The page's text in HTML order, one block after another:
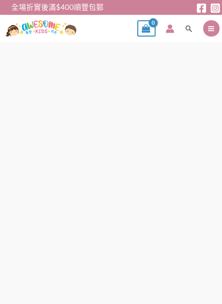
全場折實後滿$400順豐包郵
搜